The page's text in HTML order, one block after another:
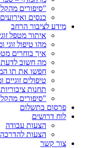
"סיפורים
כנסים
מידע לציבור הרחב
איתור מטפל
מהו טיפול זוגי
איך בוחרים
מה חשוב לדעת
חפשו את תו
טיפולים
תחנות
"סיפורים
פרסום בתשלום
לוח דרושים
הצעות עבודה
הצעות להדרכה
צור קשר